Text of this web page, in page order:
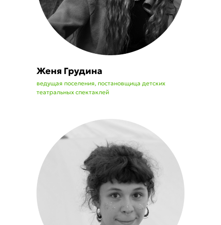
Женя Грудина
ведущая поселения, постановщица детских
театральных спектаклей